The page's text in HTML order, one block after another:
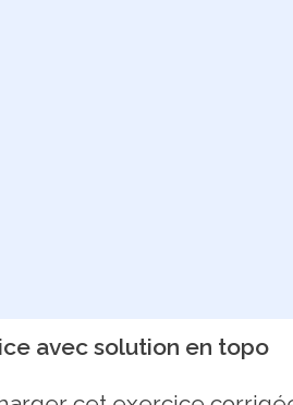
avec solution en topo